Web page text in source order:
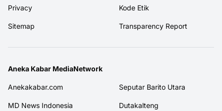
Privacy Kode Etik
Sitemap Transparency Report
Aneka Kabar MediaNetwork
Anekakabar.com Seputar Barito Utara
MD News Indonesia Dutakalteng